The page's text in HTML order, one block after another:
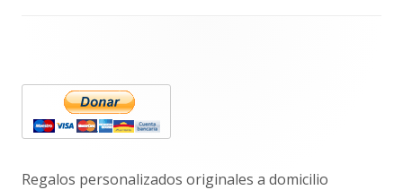
lateral
principal
Regalos personalizados originales a domicilio